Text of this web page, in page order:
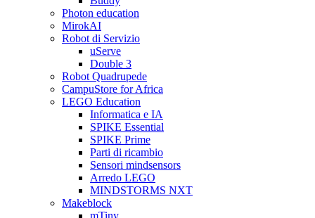
Photon education
MirokAI
Robot di Servizio
uServe
Double 3
Robot Quadrupede
CampuStore for Africa
LEGO Education
Informatica e IA
SPIKE Essential
SPIKE Prime
Parti di ricambio
Sensori mindsensors
Arredo LEGO
MINDSTORMS NXT
Makeblock
mTiny